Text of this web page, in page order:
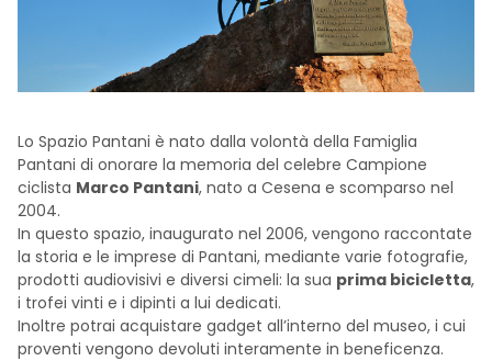
Lo Spazio Pantani è nato dalla volontà della Famiglia
Pantani di onorare la memoria del celebre Campione
ciclista Marco Pantani, nato a Cesena e scomparso nel
2004.
In questo spazio, inaugurato nel 2006, vengono raccontate
la storia e le imprese di Pantani, mediante varie fotografie,
prodotti audiovisivi e diversi cimeli: la sua prima bicicletta,
i trofei vinti e i dipinti a lui dedicati.
Inoltre potrai acquistare gadget all’interno del museo, i cui
proventi vengono devoluti interamente in beneficenza.